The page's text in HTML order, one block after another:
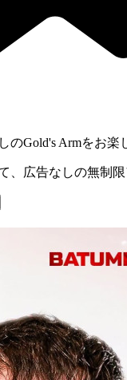
のGold's Armをお楽
、広告なしの無制